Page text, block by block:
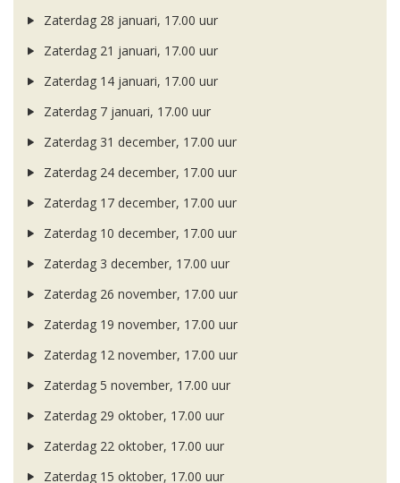
Zaterdag 28 januari, 17.00 uur
Zaterdag 21 januari, 17.00 uur
Zaterdag 14 januari, 17.00 uur
Zaterdag 7 januari, 17.00 uur
Zaterdag 31 december, 17.00 uur
Zaterdag 24 december, 17.00 uur
Zaterdag 17 december, 17.00 uur
Zaterdag 10 december, 17.00 uur
Zaterdag 3 december, 17.00 uur
Zaterdag 26 november, 17.00 uur
Zaterdag 19 november, 17.00 uur
Zaterdag 12 november, 17.00 uur
Zaterdag 5 november, 17.00 uur
Zaterdag 29 oktober, 17.00 uur
Zaterdag 22 oktober, 17.00 uur
Zaterdag 15 oktober, 17.00 uur